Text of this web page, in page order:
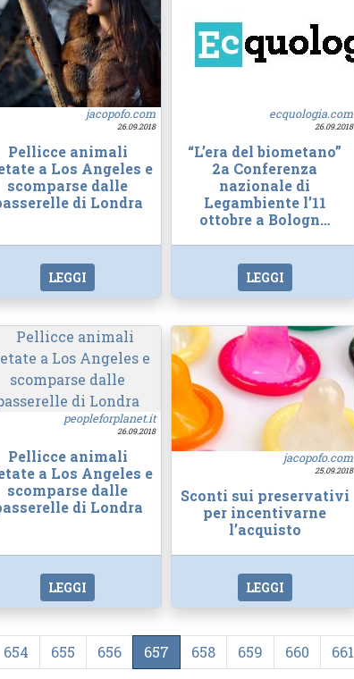
jacopofo.com
26.09.2018
Pellicce animali
a Los Angeles e
scomparse dalle
di Londra
LEGGI
ecquologia.com
26.09.2018
“L’era del biometano”
2a Conferenza
nazionale di
Legambiente l’11
ottobre a Bologn…
LEGGI
peopleforplanet.it
26.09.2018
Pellicce animali
a Los Angeles e
scomparse dalle
di Londra
LEGGI
jacopofo.com
25.09.2018
Sconti sui preservativi
per incentivarne
l’acquisto
LEGGI
654 655 656 657 658 659 660 661